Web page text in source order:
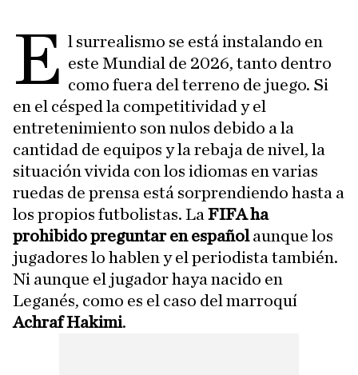
E l surrealismo se está instalando en
este Mundial de 2026, tanto dentro
como fuera del terreno de juego. Si
en el césped la competitividad y el
entretenimiento son nulos debido a la
cantidad de equipos y la rebaja de nivel, la
situación vivida con los idiomas en varias
ruedas de prensa está sorprendiendo hasta a
los propios futbolistas. La FIFA ha
prohibido preguntar en españolaunque los
jugadores lo hablen y el periodista también.
Ni aunque el jugador haya nacido en
Leganés, como es el caso del marroquí
Achraf Hakimi.